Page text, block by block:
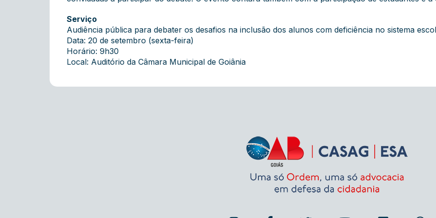
Serviço
Audiência pública para debater os desafios na inclusão dos alunos com deficiência no sistema
Data: 20 de setembro (sexta-feira)
Horário: 9h30
Local: Auditório da Câmara Municipal de Goiânia